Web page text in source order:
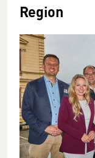
Region